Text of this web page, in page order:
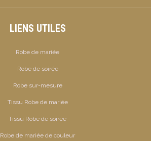
LIENS UTILES
Robe de mariée
Robe de soirée
Robe sur-mesure
Tissu Robe de mariée
Tissu Robe de soirée
Robe de mariée de couleur